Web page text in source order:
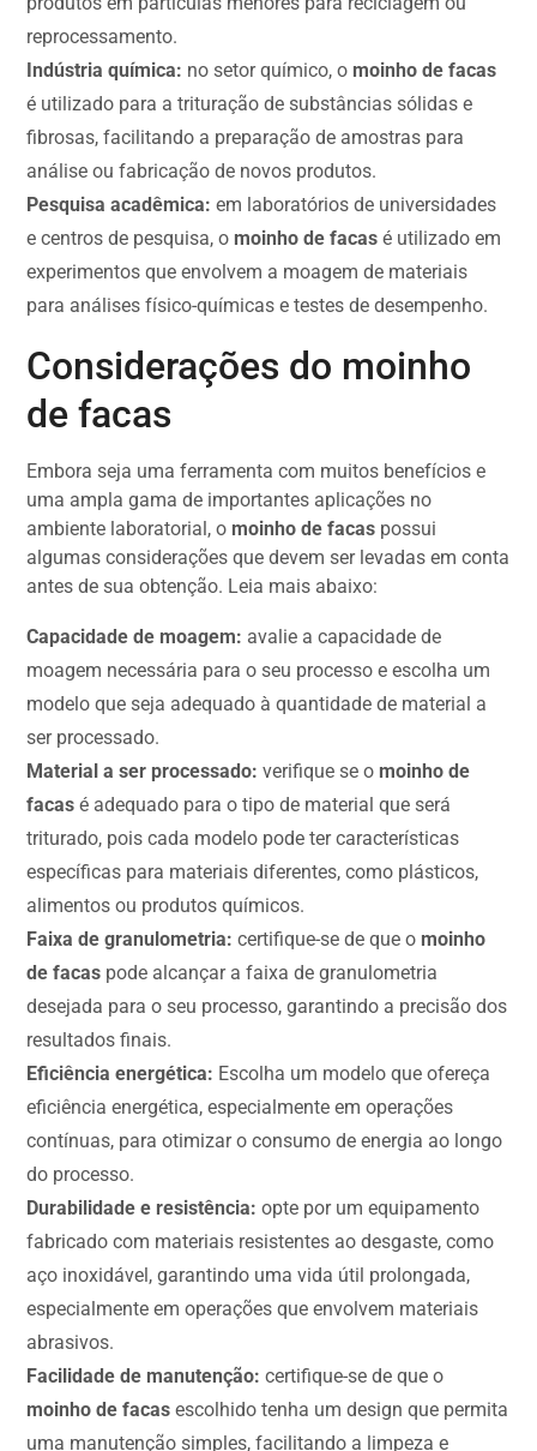
reprocessamento.
Indústria química: no setor químico, o moinho de facas
é utilizado para a trituração de substâncias sólidas e
fibrosas, facilitando a preparação de amostras para
análise ou fabricação de novos produtos.
Pesquisa acadêmica: em laboratórios de universidades
e centros de pesquisa, o moinho de facas é utilizado em
experimentos que envolvem a moagem de materiais
para análises físico-químicas e testes de desempenho.
Considerações do moinho
de facas
Embora seja uma ferramenta com muitos benefícios e
uma ampla gama de importantes aplicações no
ambiente laboratorial, o moinho de facas possui
algumas considerações que devem ser levadas em conta
antes de sua obtenção. Leia mais abaixo:
Capacidade de moagem: avalie a capacidade de
moagem necessária para o seu processo e escolha um
modelo que seja adequado à quantidade de material a
ser processado.
Material a ser processado: verifique se o moinho de
facas é adequado para o tipo de material que será
triturado, pois cada modelo pode ter características
específicas para materiais diferentes, como plásticos,
alimentos ou produtos químicos.
Faixa de granulometria: certifique-se de que o moinho
de facas pode alcançar a faixa de granulometria
desejada para o seu processo, garantindo a precisão dos
resultados finais.
Eficiência energética: Escolha um modelo que ofereça
eficiência energética, especialmente em operações
contínuas, para otimizar o consumo de energia ao longo
do processo.
Durabilidade e resistência: opte por um equipamento
fabricado com materiais resistentes ao desgaste, como
aço inoxidável, garantindo uma vida útil prolongada,
especialmente em operações que envolvem materiais
abrasivos.
Facilidade de manutenção: certifique-se de que o
moinho de facas escolhido tenha um design que permita
uma manutenção simples, facilitando a limpeza e